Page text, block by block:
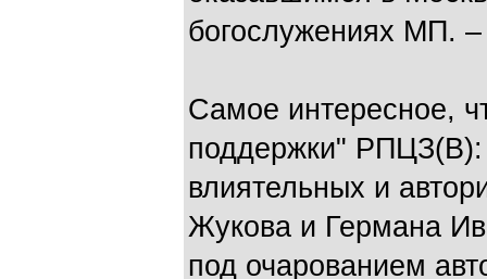
богослужениях МП.
Самое интересное,
поддержки" РПЦЗ(В):
влиятельных и
Жукова и Германа
под очарованием